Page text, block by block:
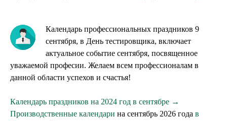
Календарь профессиональных праздников 9
сентября, в День тестировщика, включает
актуальное событие сентября, посвященное
уважаемой професии. Желаем всем профессионалам в
данной области успехов и счастья!
Календарь праздников на 2024 год в сентябре →
Производственные календари на сентябрь 2026 года в